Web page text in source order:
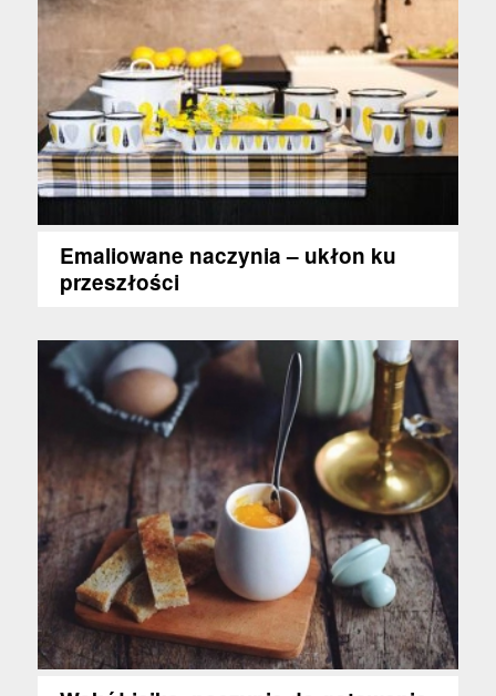
Emaliowane naczynia – ukłon ku
przeszłości